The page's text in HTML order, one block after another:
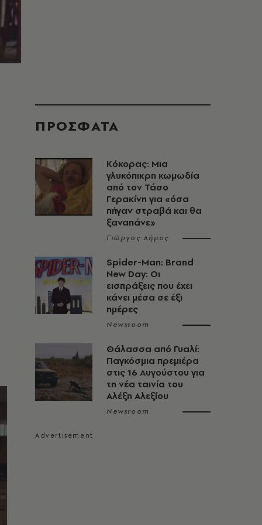
ΠΡΟΣΦΑΤΑ
Κόκορας: Μια
γλυκόπικρη κωμωδία
από τον Τάσο
Γερακίνη για «όσα
πήγαν στραβά και θα
ξαναπάνε»
Γιώργος Δήμος
Spider-Man: Brand
New Day: Οι
εισπράξεις που έχει
κάνει μέσα σε έξι
ημέρες
Newsroom
Θάλασσα από Γυαλί:
Παγκόσμια πρεμιέρα
στις 16 Αυγούστου για
τη νέα ταινία του
Αλέξη Αλεξίου
Newsroom